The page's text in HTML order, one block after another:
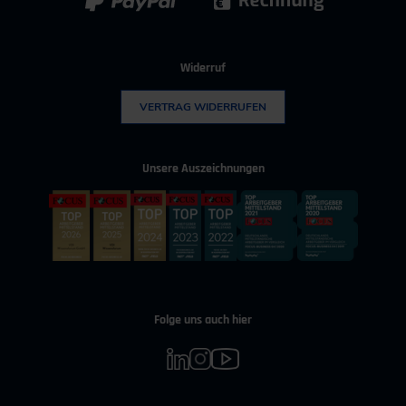
Widerruf
VERTRAG WIDERRUFEN
Unsere Auszeichnungen
Folge uns auch hier